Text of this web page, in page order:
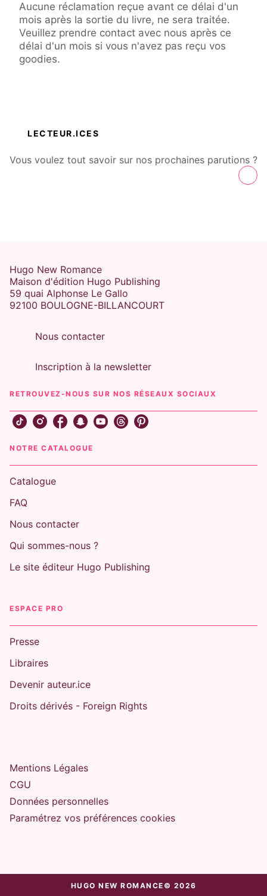
Aucune réclamation reçue avant ce délai d'un
mois après la sortie du livre, ne sera traitée.
Veuillez prendre contact avec nous après ce
délai d'un mois si vous n'avez pas reçu vos
goodies.
LECTEUR.ICES
Vous voulez tout savoir sur nos prochaines parutions ?
Hugo New Romance
Maison d'édition Hugo Publishing
59 quai Alphonse Le Gallo
92100 BOULOGNE-BILLANCOURT
Nous contacter
Inscription à la newsletter
RETROUVEZ-NOUS SUR NOS RÉSEAUX SOCIAUX
NOTRE CATALOGUE
Catalogue
FAQ
Nous contacter
Qui sommes-nous ?
Le site éditeur Hugo Publishing
ESPACE PRO
Presse
Libraires
Devenir auteur.ice
Droits dérivés - Foreign Rights
Mentions Légales
CGU
Données personnelles
Paramétrez vos préférences cookies
HUGO NEW ROMANCE© 2026